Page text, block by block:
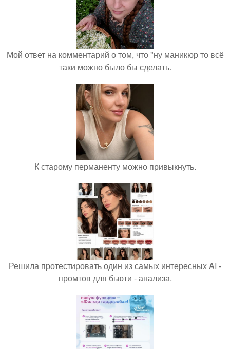
Мой ответ на комментарий о том, что "ну маникюр то всё
таки можно было бы сделать.
К старому перманенту можно привыкнуть.
Решила протестировать один из самых интересных AI -
промтов для бьюти - анализа.